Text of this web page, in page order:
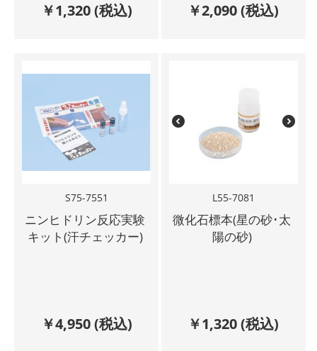
￥1,320(税込) ￥2,090(税込)
S75-7551
ニンヒドリン反応実験
キット(汗チェッカー)
￥4,950(税込)
L55-7081
微化石標本(星の砂･太
陽の砂)
￥1,320(税込)